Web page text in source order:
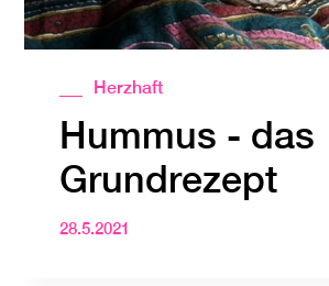
Herzhaft
Hummus - das
Grundrezept
28.5.2021